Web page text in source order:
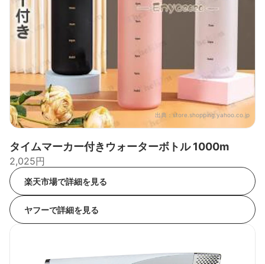
出典： store.shopping.yahoo.co.jp
タイムマーカー付きウォーターボトル 1000m
2,025円
楽天市場で詳細を見る
ヤフーで詳細を見る